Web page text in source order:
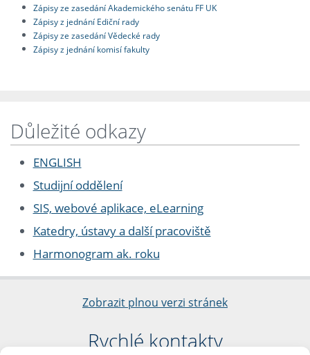
Zápisy ze zasedání Akademického senátu FF UK
Zápisy z jednání Ediční rady
Zápisy ze zasedání Vědecké rady
Zápisy z jednání komisí fakulty
Důležité odkazy
ENGLISH
Studijní oddělení
SIS, webové aplikace, eLearning
Katedry, ústavy a další pracoviště
Harmonogram ak. roku
Zobrazit plnou verzi stránek
Rychlé kontakty